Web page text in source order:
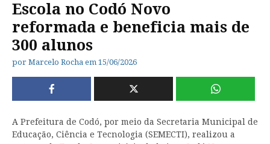
Escola no Codó Novo
reformada e beneficia mais de
300 alunos
por Marcelo Rocha em 15/06/2026
A Prefeitura de Codó, por meio da Secretaria Municipal de
Educação, Ciência e Tecnologia (SEMECTI), realizou a